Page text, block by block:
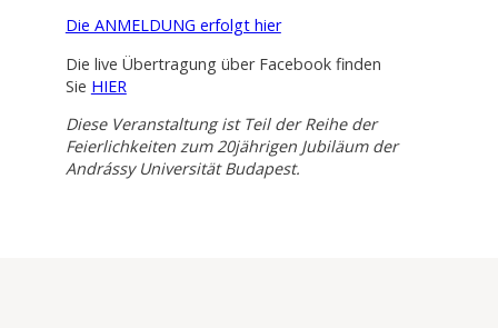
Die ANMELDUNG erfolgt hier
Die live Übertragung über Facebook finden
Sie HIER
Diese Veranstaltung ist Teil der Reihe der
Feierlichkeiten zum 20jährigen Jubiläum der
Andrássy Universität Budapest.